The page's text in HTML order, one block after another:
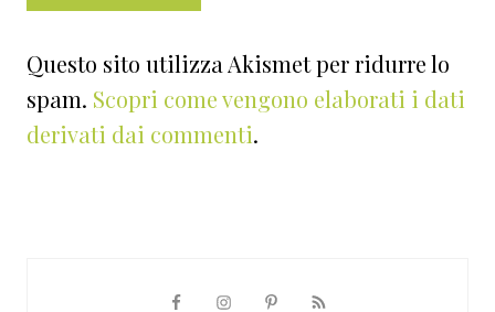
Questo sito utilizza Akismet per ridurre lo
spam. Scopri come vengono elaborati i dati
derivati dai commenti.